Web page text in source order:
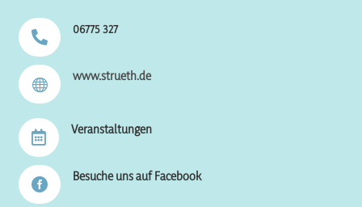
 06775 327

www.strueth.de
 Veranstaltungen

Besuche uns auf Facebook